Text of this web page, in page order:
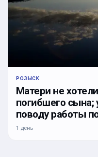
РОЗЫСК
Матери не
погибшего сына;
поводу работы
1 день